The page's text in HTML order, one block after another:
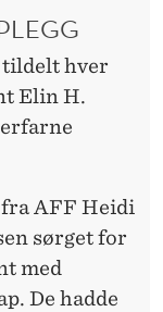
tildelt hver
Elin H.
AFF Heidi
sørget for
med
De hadde